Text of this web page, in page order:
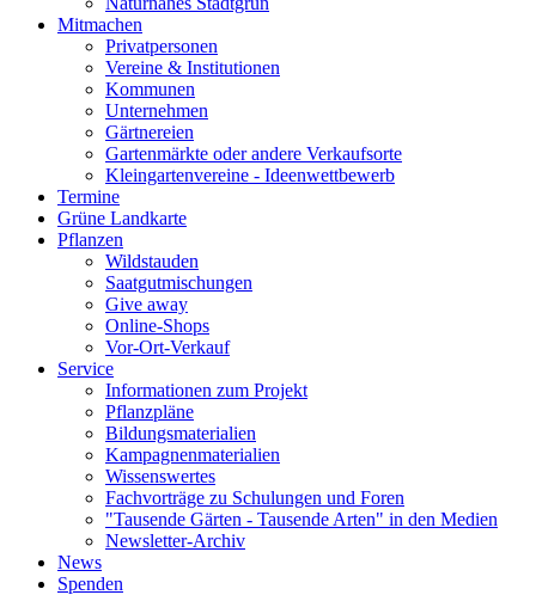
Mitmachen
Privatpersonen
Vereine & Institutionen
Kommunen
Unternehmen
Gärtnereien
Gartenmärkte oder andere Verkaufsorte
Kleingartenvereine - Ideenwettbewerb
Termine
Grüne Landkarte
Pflanzen
Wildstauden
Saatgutmischungen
Give away
Online-Shops
Vor-Ort-Verkauf
Service
Informationen zum Projekt
Pflanzpläne
Bildungsmaterialien
Kampagnenmaterialien
Wissenswertes
Fachvorträge zu Schulungen und Foren
"Tausende Gärten - Tausende Arten" in den Medien
Newsletter-Archiv
News
Spenden